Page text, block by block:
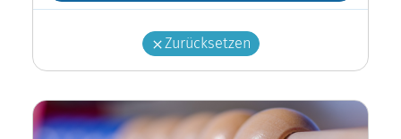
Zurücksetzen